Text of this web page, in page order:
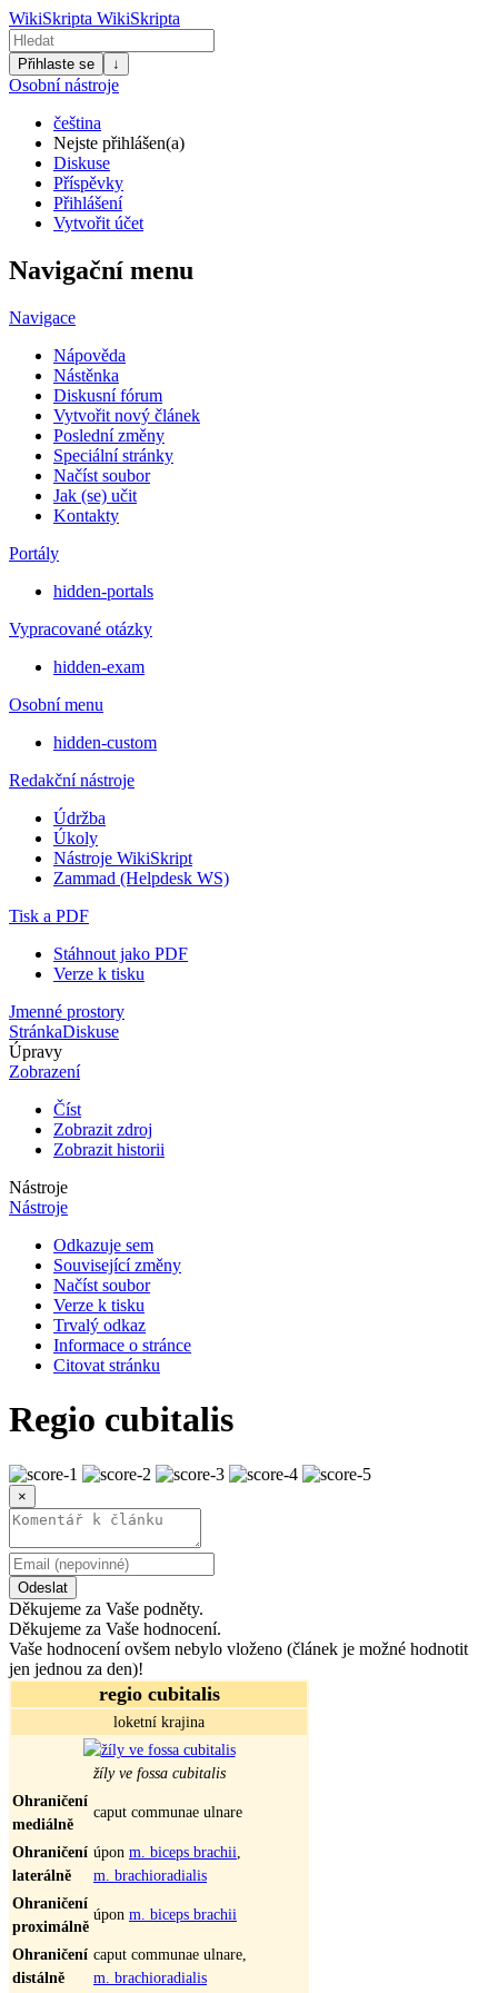
WikiSkripta WikiSkripta
Přihlaste se ↓
Osobní nástroje
čeština
Nejste přihlášen(a)
Diskuse
Příspěvky
Přihlášení
Vytvořit účet
Navigační menu
Navigace
Nápověda
Nástěnka
Diskusní fórum
Vytvořit nový článek
Poslední změny
Speciální stránky
Načíst soubor
Jak (se) učit
Kontakty
Portály
hidden-portals
Vypracované otázky
hidden-exam
Osobní menu
hidden-custom
Redakční nástroje
Údržba
Úkoly
Nástroje WikiSkript
Zammad (Helpdesk WS)
Tisk a PDF
Stáhnout jako PDF
Verze k tisku
Jmenné prostory
StránkaDiskuse
Úpravy
Zobrazení
Číst
Zobrazit zdroj
Zobrazit historii
Nástroje
Nástroje
Odkazuje sem
Související změny
Načíst soubor
Verze k tisku
Trvalý odkaz
Informace o stránce
Citovat stránku
Regio cubitalis
×
Odeslat
Děkujeme za Vaše podněty.
Děkujeme za Vaše hodnocení.
Vaše hodnocení ovšem nebylo vloženo (článek je možné hodnotit
jen jednou za den)!
regio cubitalis
loketní krajina
žíly ve fossa cubitalis
Ohraničení
mediálně
caput communae ulnare
Ohraničení
laterálně
úpon m. biceps brachii
m. brachioradialis
Ohraničení
proximálně
úpon m. biceps brachii
Ohraničení
distálně
caput communae ulnare,
m. brachioradialis